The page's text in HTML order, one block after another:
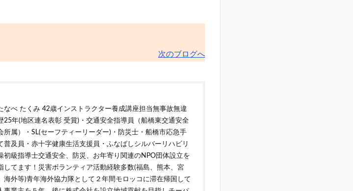
次のブログへ
なべ たくみ 42歳インストラクター養成講座担当無事故無違
25年(地区連名表彰 受賞)・交通安全指導員（船橋東交通安全
所属）・SL(セーフティーリーダー)・防災士・船橋市応急手
普及員・赤十字健康生活支援員・ふなばしシルバーリハビリ
初級指導士交通安全、防災、お年寄り関連のNPO団体設立を
してます！災害ボランティア活動経験多数(福島、熊本、宮
海外等)青年海外協力隊として２年間モロッコに滞在帰国して